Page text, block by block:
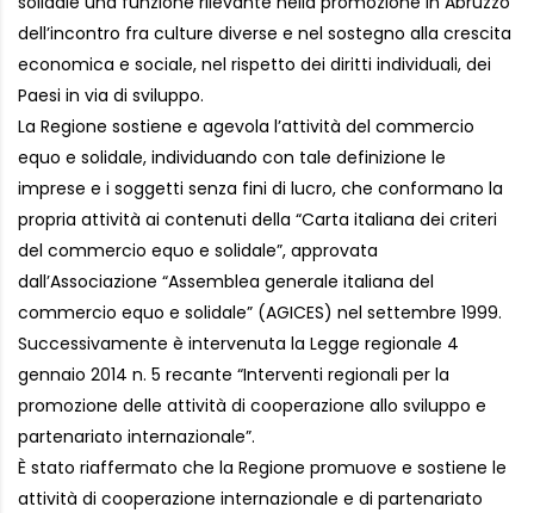
dell’incontro fra culture diverse e nel sostegno alla crescita
economica e sociale, nel rispetto dei diritti individuali, dei
Paesi in via di sviluppo.
La Regione sostiene e agevola l’attività del commercio
equo e solidale, individuando con tale definizione le
imprese e i soggetti senza fini di lucro, che conformano la
propria attività ai contenuti della “Carta italiana dei criteri
del commercio equo e solidale”, approvata
dall’Associazione “Assemblea generale italiana del
commercio equo e solidale” (AGICES) nel settembre 1999.
Successivamente è intervenuta la Legge regionale 4
gennaio 2014 n. 5 recante “Interventi regionali per la
promozione delle attività di cooperazione allo sviluppo e
partenariato internazionale”.
È stato riaffermato che la Regione promuove e sostiene le
attività di cooperazione internazionale e di partenariato